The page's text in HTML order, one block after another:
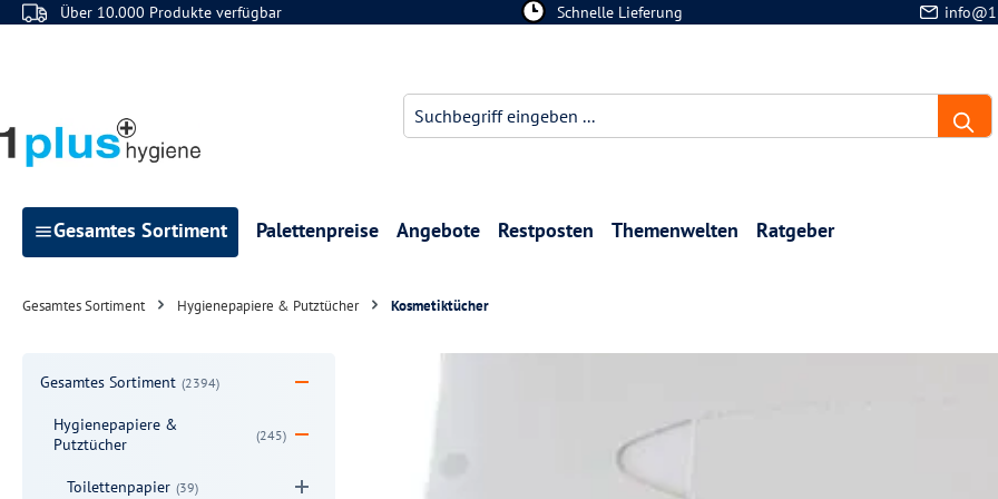
Hauptinhalt springen
Zur Suche springen
Zur Hauptnavigation springen
Über 10.000 Produkte verfügbar Schnelle Lieferung
Gesamtes Sortiment Palettenpreise Angebote Restposten Themenwelten Ratgeber
Gesamtes Sortiment Hygienepapiere & Putztücher Kosmetiktücher
Gesamtes Sortiment (2394)
Hygienepapiere &
Putztücher
(245)
Toilettenpapier (39)